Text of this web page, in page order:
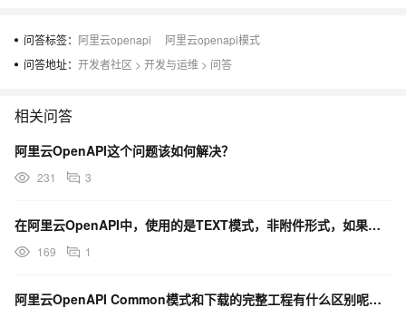
问答标签： 阿里云openapi
阿里云openapi模式
问答地址： 开发者社区 > 开发与运维 > 问答
相关问答
阿里云OpenAPI这个问题该如何解决？
231 3
在阿里云OpenAPI中，使用的是TEXT模式，非附件形式，如果有的话，是怎么限制的？
169 1
阿里云OpenAPI Common模式和下载的完整工程有什么区别呢？对使用上有什么要求吗？